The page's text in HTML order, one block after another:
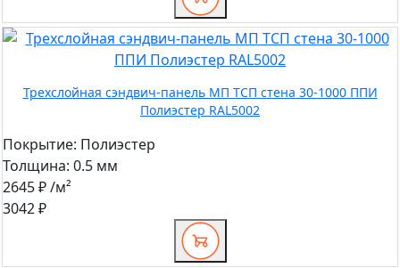
Трехслойная сэндвич-панель МП ТСП стена 30-1000 ППИ
Полиэстер RAL5002
Покрытие: Полиэстер
Толщина: 0.5 мм
2645 ₽/м²
3042 ₽